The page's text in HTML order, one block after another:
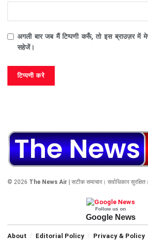
अगली बार जब मैं टिप्पणी करूँ, तो इस ब्राउज़र में
सहेजें।
© 2026 The News Air | सटीक समाचार। सर्वाधिकार सुरक्षित।
Follow us on
Google News
About Editorial Policy Privacy & Policy